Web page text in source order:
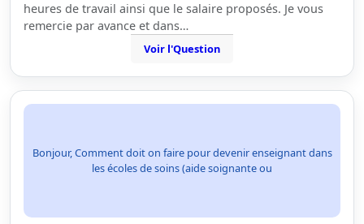
heures de travail ainsi que le salaire proposés. Je vous
remercie par avance et dans…
Voir l'Question
Bonjour, Comment doit on faire pour devenir enseignant dans
les écoles de soins (aide soignante ou